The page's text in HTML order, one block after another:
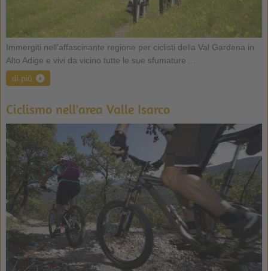
Immergiti nell'affascinante regione per ciclisti della Val Gardena in
Alto Adige e vivi da vicino tutte le sue sfumature ...
di più
Ciclismo nell'area Valle Isarco